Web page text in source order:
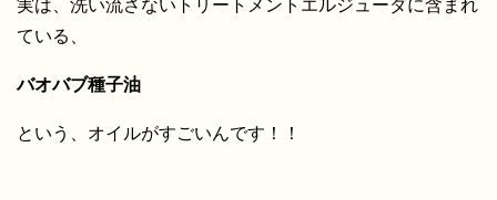
実は、洗い流さないトリートメントエルジューダに含まれ
ている、
バオバブ種子油
という、オイルがすごいんです！！